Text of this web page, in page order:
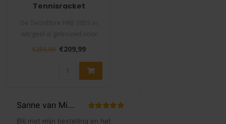
Tennisracket
competitiespelers die
power ..
€259,99 €209,99